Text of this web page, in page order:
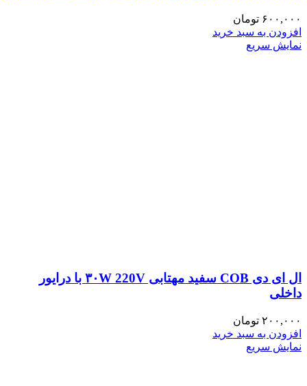
۶۰۰,۰۰۰ تومان
افزودن به سبد خرید
نمایش سریع
ال ای دی COB سفید مهتابی ۳۰W 220V با درایور
داخلی
۲۰۰,۰۰۰ تومان
افزودن به سبد خرید
نمایش سریع